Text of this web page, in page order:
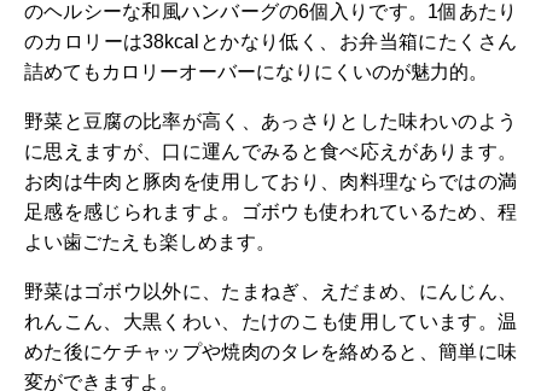
のヘルシーな和風ハンバーグの6個入りです。1個あたり
のカロリーは38kcalとかなり低く、お弁当箱にたくさん
詰めてもカロリーオーバーになりにくいのが魅力的。
野菜と豆腐の比率が高く、あっさりとした味わいのよう
に思えますが、口に運んでみると食べ応えがあります。
お肉は牛肉と豚肉を使用しており、肉料理ならではの満
足感を感じられますよ。ゴボウも使われているため、程
よい歯ごたえも楽しめます。
野菜はゴボウ以外に、たまねぎ、えだまめ、にんじん、
れんこん、大黒くわい、たけのこも使用しています。温
めた後にケチャップや焼肉のタレを絡めると、簡単に味
変ができますよ。